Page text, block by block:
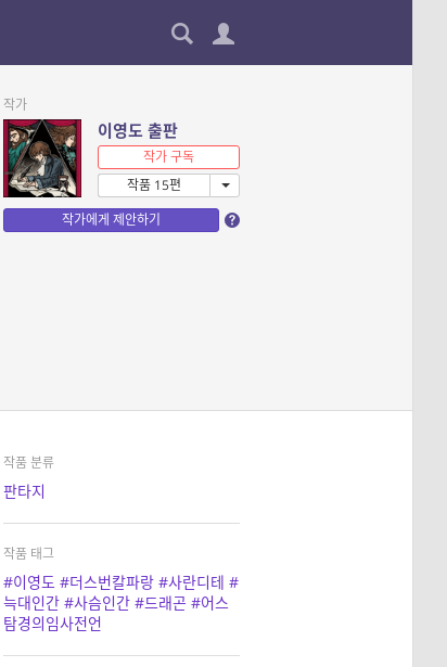
작가
이영도 출판
작가 구독
작품 15편
작가에게 제안하기
작품 분류
판타지
작품 태그
#이영도 #더스번칼파랑 #사란디테 #
늑대인간 #사슴인간 #드래곤 #어스
탐경의임사전언